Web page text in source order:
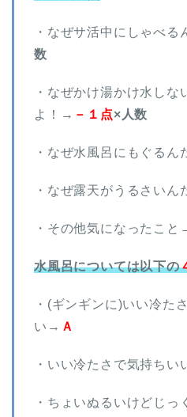
・なぜサ活中にしゃべる
数
・なぜかけ湯かけ水し
よ！→ －１点×人数
・なぜ水風呂にもぐるん
・なぜ露天がうるさいん
・その他気になったこと
水風呂については以下の
・(ギンギンに)いい冷た
い→ Ａ
・いい冷たさで気持ちい
・ちょいぬるいけどじっ